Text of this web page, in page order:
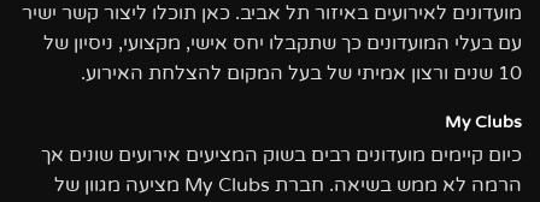
מועדונים לאירועים באיזור תל אביב. כאן תוכלו ליצור קשר ישיר
עם בעלי המועדונים כך שתקבלו יחס אישי, מקצועי, ניסיון של
10 שנים ורצון אמיתי של בעל המקום להצלחת האירוע
.
My Clubs
כיום קיימים מועדונים רבים בשוק המציעים אירועים שונים אך
הרמה לא ממש בשיאה. חברת My Clubs מציעה מגוון של